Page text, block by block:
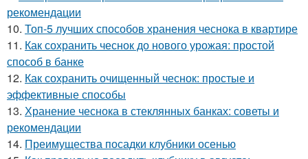
рекомендации
10. Топ-5 лучших способов хранения чеснока в квартире
11. Как сохранить чеснок до нового урожая: простой
способ в банке
12. Как сохранить очищенный чеснок: простые и
эффективные способы
13. Хранение чеснока в стеклянных банках: советы и
рекомендации
14. Преимущества посадки клубники осенью